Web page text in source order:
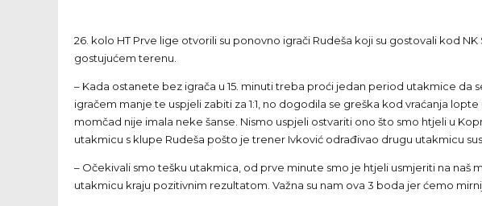
26. kolo HT Prve lige otvorili su ponovno igrači Rudeša koji su gostovali kod
gostujućem terenu.
– Kada ostanete bez igrača u 15. minuti treba proći jedan period utakmice
igračem manje te uspjeli zabiti za 1:1, no dogodila se greška kod vraćanja
momčad nije imala neke šanse. Nismo uspjeli ostvariti ono što smo htjeli u
utakmicu s klupe Rudeša pošto je trener Ivković odrađivao drugu utakmicu
– Očekivali smo tešku utakmica, od prve minute smo je htjeli usmjeriti na naš
utakmicu kraju pozitivnim rezultatom. Važna su nam ova 3 boda jer ćemo